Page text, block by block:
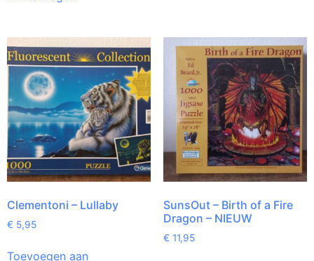
Clementoni – Lullaby
€ 5,95
Toevoegen aan
SunsOut – Birth of a Fire
Dragon – NIEUW
€ 11,95